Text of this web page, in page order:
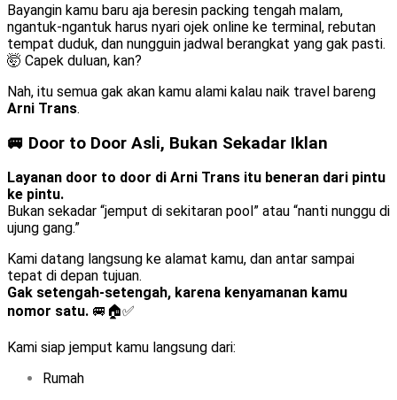
Bayangin kamu baru aja beresin packing tengah malam,
ngantuk-ngantuk harus nyari ojek online ke terminal, rebutan
tempat duduk, dan nungguin jadwal berangkat yang gak pasti.
🤯 Capek duluan, kan?
Nah, itu semua gak akan kamu alami kalau naik travel bareng
Arni Trans.
🚐 Door to Door Asli, Bukan Sekadar Iklan
Layanan door to door di Arni Trans itu beneran dari pintu
ke pintu.
Bukan sekadar “jemput di sekitaran pool” atau “nanti nunggu di
ujung gang.”
Kami datang langsung ke alamat kamu, dan antar sampai
tepat di depan tujuan.
Gak setengah-setengah, karena kenyamanan kamu
nomor satu. 🚐🏠✅
Kami siap jemput kamu langsung dari:
Rumah